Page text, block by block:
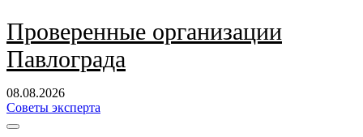
Перейти
к
содержанию
Проверенные организации
Павлограда
08.08.2026
Советы эксперта